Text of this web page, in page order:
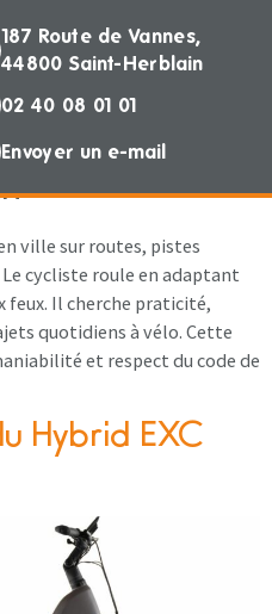
187 Route de Vannes,
44800 Saint-Herblain
02 40 08 01 01
Envoyer un e-mail
ville sur routes, pistes
cycliste roule en adaptant
feux. Il cherche praticité,
quotidiens à vélo. Cette
et respect du code de
Hybrid EXC